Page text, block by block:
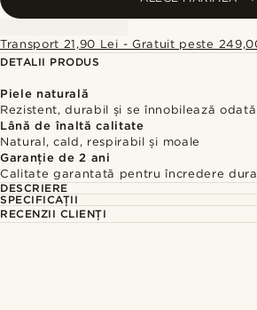
Transport 21,90 Lei - Gratuit peste
DETALII PRODUS
Piele naturală
Rezistent, durabil și se înnobilează
Lână de înaltă calitate
Natural, cald, respirabil și moale
Garanție de 2 ani
Calitate garantată pentru încredere
DESCRIERE
SPECIFICAȚII
RECENZII CLIENȚI